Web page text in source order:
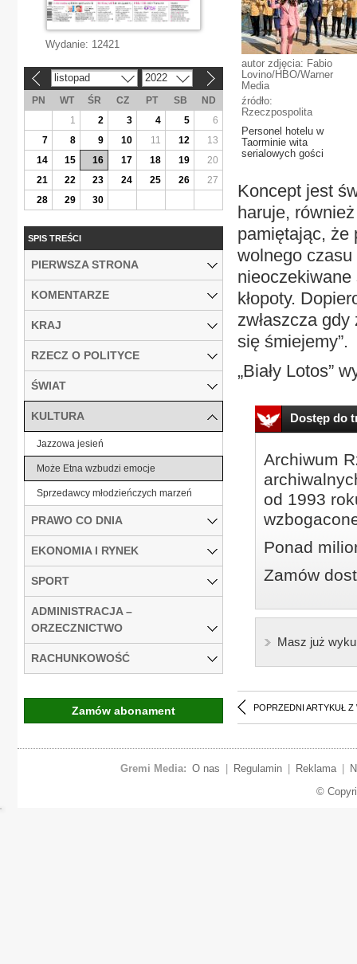
autor zdjęcia: Fabio
Lovino/HBO/Warner
Media
źródło:
Rzeczpospolita
Personel hotelu w
Taorminie wita
serialowych gości
Koncept jest
haruje,
pamiętając, że
wolnego
kłopoty.
zwłaszcza
się śmiejemy”.
„Biały Lotos”
Dostęp do
Archiwum
od 1993
Ponad
Zamów
Masz już
POPRZEDNI ARTYKUŁ Z
Wydanie: 12421
listopad 2022
PN WT ŚR CZ PT SB
ND
1
2 3 4 5
6
7
8 9 10 11 12
13
14
15 16 17 18 19
20
21
22 23 24 25 26
27
28
29 30
SPIS TREŚCI
PIERWSZA STRONA
KOMENTARZE
KRAJ
RZECZ O POLITYCE
ŚWIAT
KULTURA
Jazzowa jesień
Może Etna wzbudzi emocje
Sprzedawcy młodzieńczych marzeń
PRAWO CO DNIA
EKONOMIA I RYNEK
SPORT
ADMINISTRACJA –
ORZECZNICTWO
RACHUNKOWOŚĆ
Zamów abonament
Gremi Media: O nas Regulamin Reklama
©